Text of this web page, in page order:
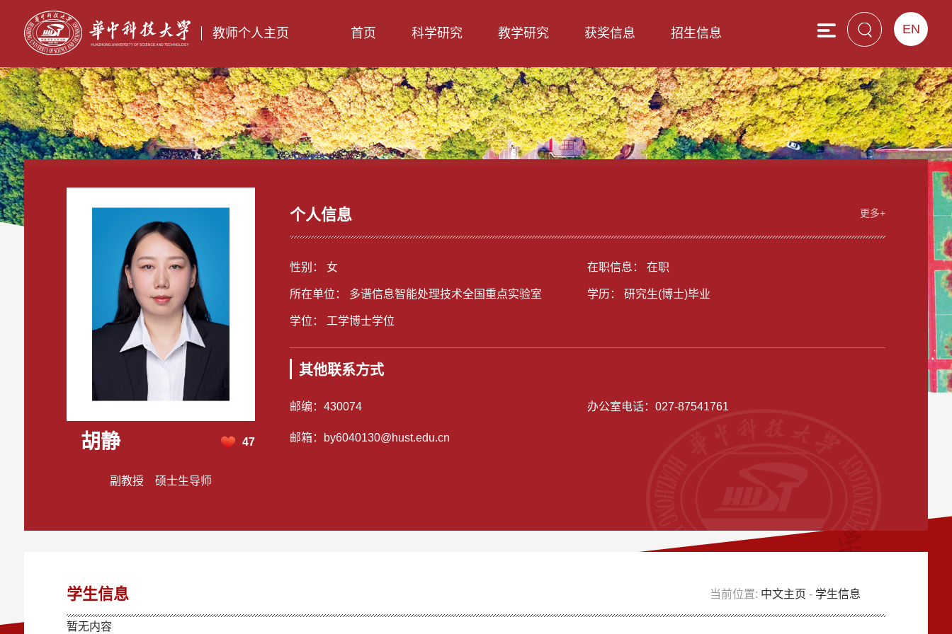
教师个人主页 EN
首页 科学研究 教学研究 获奖信息 招生信息
胡静 47
副教授 硕士生导师
个人信息 更多+
性别： 女 在职信息： 在职
所在单位： 多谱信息智能处理技术全国重点实验室 学历： 研究生(博士)毕业
学位： 工学博士学位
其他联系方式
邮编： 430074 办公室电话：027-87541761
邮箱： by6040130@hust.edu.cn
学生信息 当前位置: 中文主页 - 学生信息
暂无内容